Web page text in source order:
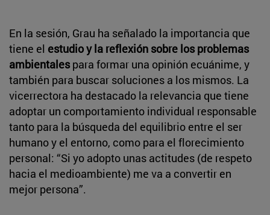
En la sesión, Grau ha señalado la importancia que
tiene el estudio y la reflexión sobre los problemas
ambientalespara formar una opinión ecuánime, y
también para buscar soluciones a los mismos. La
vicerrectora ha destacado la relevancia que tiene
adoptar un comportamiento individual responsable
tanto para la búsqueda del equilibrio entre el ser
humano y el entorno, como para el florecimiento
personal: “Si yo adopto unas actitudes (de respeto
hacia el medioambiente) me va a convertir en
mejor persona”.